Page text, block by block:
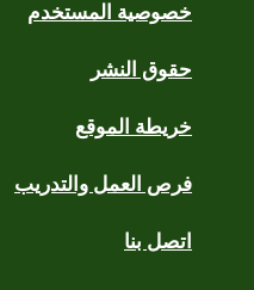
خصوصية المستخدم
حقوق النشر
خريطة الموقع
فرص العمل والتدريب
اتصل بنا